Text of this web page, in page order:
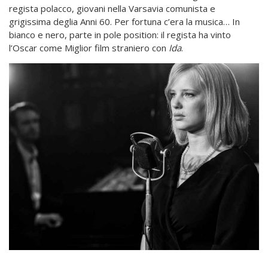
regista polacco, giovani nella Varsavia comunista e
grigissima deglia Anni 60. Per fortuna c’era la musica… In
bianco e nero, parte in pole position: il regista ha vinto
l’Oscar come Miglior film straniero con Ida.